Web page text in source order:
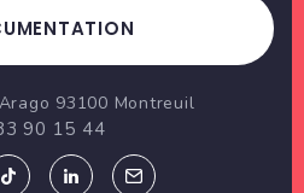
93100 Montreuil
90 15 44